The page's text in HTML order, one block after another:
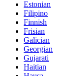
Estonian
Filipino
Finnish
Frisian
Galician
Georgian
Gujarati
Haitian